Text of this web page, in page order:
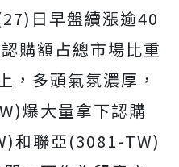
日早盤續漲逾40
購額占總市場比重
，多頭氣氛濃厚，
爆大量拿下認購
和聯亞(3081-TW)